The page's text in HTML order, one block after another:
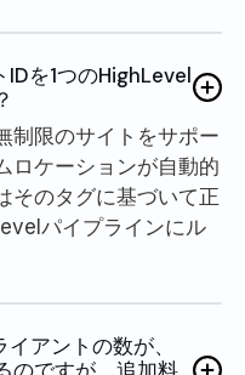
を1つのHighLevel
制限のサイトをサポー
ロケーションが自動的
そのタグに基づいて正
パイプラインにル
アントの数が、